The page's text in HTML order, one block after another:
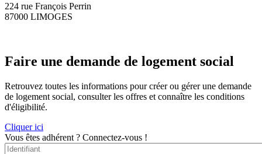
224 rue François Perrin
87000 LIMOGES
Faire une demande de logement social
Retrouvez toutes les informations pour créer ou gérer une demande
de logement social, consulter les offres et connaître les conditions
d'éligibilité.
Cliquer ici
Vous êtes adhérent ? Connectez-vous !